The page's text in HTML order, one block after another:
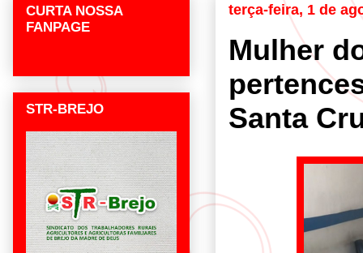
terça-feira, 1 de
Mulher
Santa
CURTA NOSSA
FANPAGE
STR-BREJO